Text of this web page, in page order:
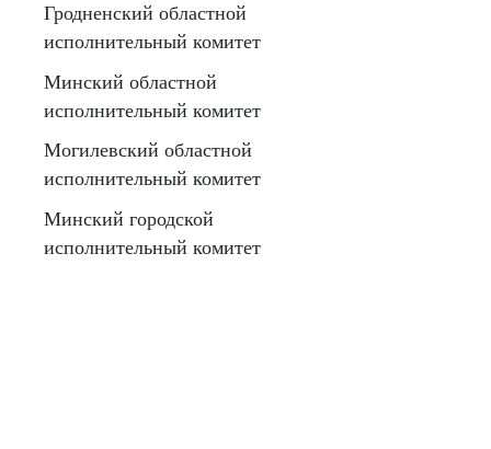
Гродненский областной
исполнительный комитет
Минский областной
исполнительный комитет
Могилевский областной
исполнительный комитет
Минский городской
исполнительный комитет